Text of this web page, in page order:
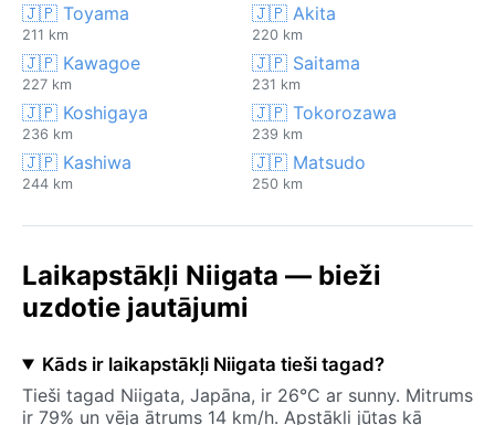
🇯🇵 Toyama
211 km
🇯🇵 Akita
220 km
🇯🇵 Kawagoe
227 km
🇯🇵 Saitama
231 km
🇯🇵 Koshigaya
236 km
🇯🇵 Tokorozawa
239 km
🇯🇵 Kashiwa
244 km
🇯🇵 Matsudo
250 km
Laikapstākļi Niigata — bieži
uzdotie jautājumi
Kāds ir laikapstākļi Niigata tieši tagad?
Tieši tagad Niigata, Japāna, ir 26°C ar sunny. Mitrums
ir 79% un vēja ātrums 14 km/h. Apstākļi jūtas kā